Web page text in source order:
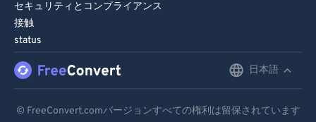
セキュリティとコンプライアンス
接触
status
日本語
© FreeConvert.comバージョンすべての権利は留保されています